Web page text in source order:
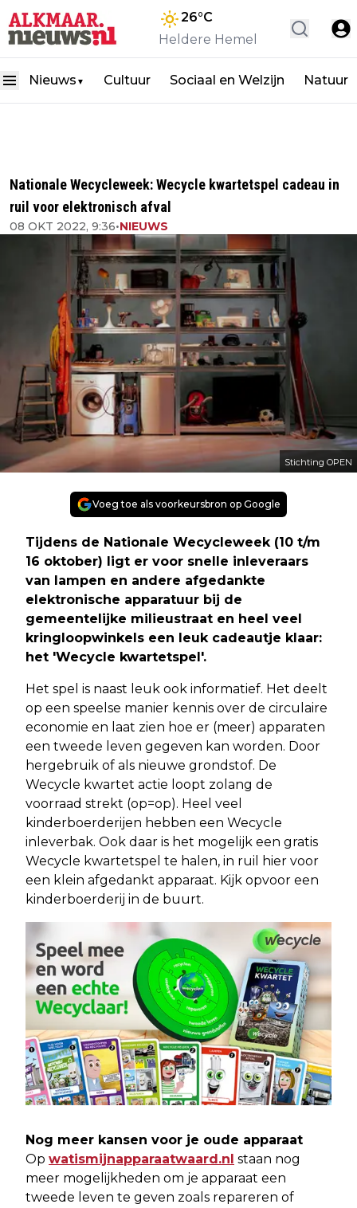
26°C
Heldere Hemel
Nieuws ▼ Cultuur Sociaal en Welzijn Natuur
Nationale Wecycleweek: Wecycle kwartetspel cadeau in
ruil voor elektronisch afval
08 OKT 2022, 9:36•NIEUWS
Stichting OPEN
Voeg toe als voorkeursbron op Google
Tijdens de Nationale Wecycleweek (10 t/m
16 oktober) ligt er voor snelle inleveraars
van lampen en andere afgedankte
elektronische apparatuur bij de
gemeentelijke milieustraat en heel veel
kringloopwinkels een leuk cadeautje klaar:
het 'Wecycle kwartetspel'.
Het spel is naast leuk ook informatief. Het deelt
op een speelse manier kennis over de circulaire
economie en laat zien hoe er (meer) apparaten
een tweede leven gegeven kan worden. Door
hergebruik of als nieuwe grondstof. De
Wecycle kwartet actie loopt zolang de
voorraad strekt (op=op). Heel veel
kinderboerderijen hebben een Wecycle
inleverbak. Ook daar is het mogelijk een gratis
Wecycle kwartetspel te halen, in ruil hier voor
een klein afgedankt apparaat. Kijk opvoor een
kinderboerderij in de buurt.
Nog meer kansen voor je oude apparaat
Op watismijnapparaatwaard.nl staan nog
meer mogelijkheden om je apparaat een
tweede leven te geven zoals repareren of